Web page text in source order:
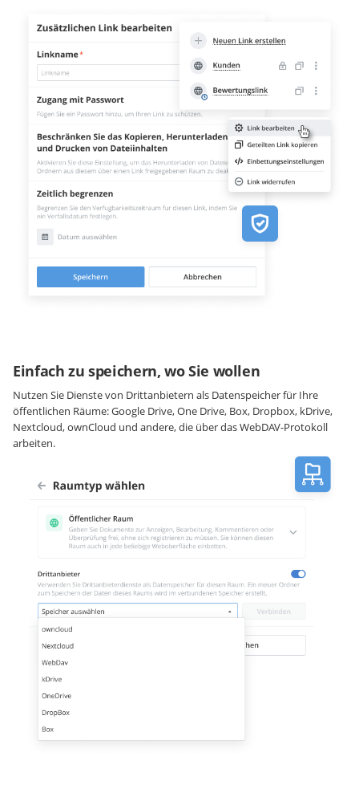
Einfach zu speichern, wo Sie wollen
Nutzen Sie Dienste von Drittanbietern als Datenspeicher für Ihre
öffentlichen Räume: Google Drive, One Drive, Box, Dropbox, kDrive,
Nextcloud, ownCloud und andere, die über das WebDAV-Protokoll
arbeiten.